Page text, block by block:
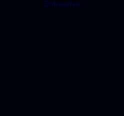
Entreprise